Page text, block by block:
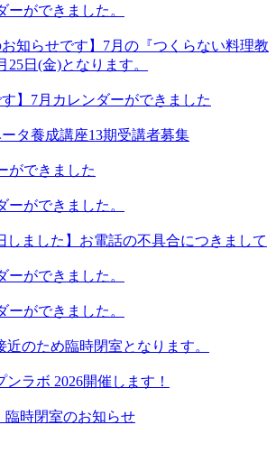
ーができました。
お知らせです】7月の『つくらない料理教
25日(金)となります。
す】7月カレンダーができました
タ養成講座13期受講者募集
ができました
ーができました。
しました】お電話の不具合につきまして
ーができました。
ーができました。
近のため臨時閉室となります。
ンラボ 2026開催します！
臨時閉室のお知らせ